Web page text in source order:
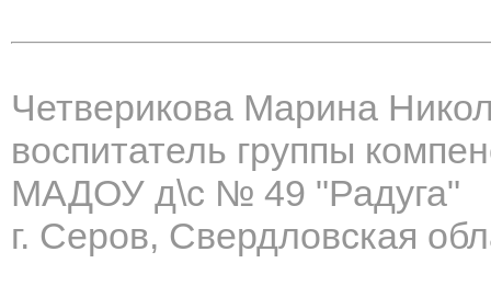
Четверикова Марина
воспитатель группы
МАДОУ д\с № 49 "Радуга"
г. Серов, Свердловская